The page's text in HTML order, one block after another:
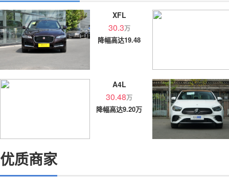
XFL
30.3万
降幅高达19.48
A4L
30.48万
降幅高达9.20万
优质商家